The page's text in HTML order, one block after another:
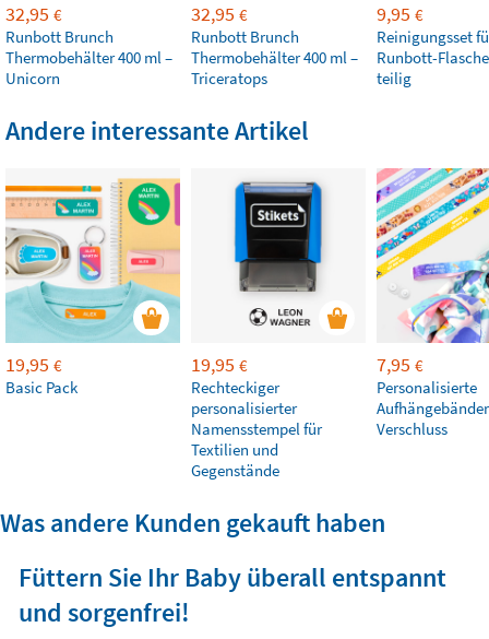
32,95 €
Runbott Brunch
Thermobehälter 400 ml –
Unicorn
32,95 €
Runbott Brunch
Thermobehälter 400 ml –
Triceratops
9,95 €
Reinigungsset
Runbott-
teilig
Andere interessante Artikel
19,95 €
Basic Pack
19,95 €
Rechteckiger
personalisierter
Namensstempel für
Textilien und
Gegenstände
7,95 €
Personalisierte
Verschluss
Was andere Kunden gekauft haben
Füttern Sie Ihr Baby überall entspannt
und sorgenfrei!